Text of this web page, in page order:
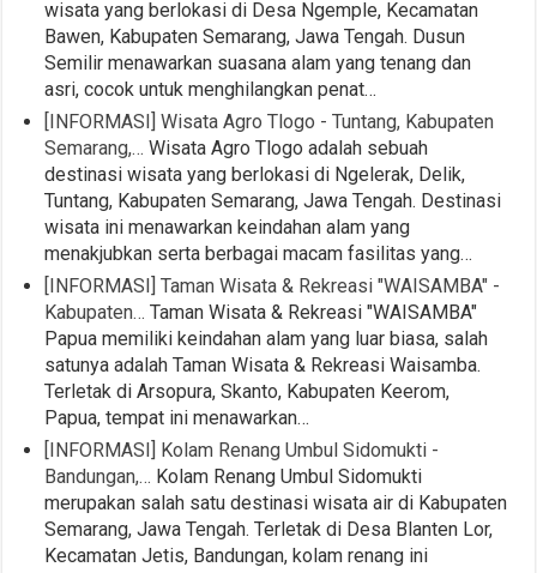
wisata yang berlokasi di Desa Ngemple, Kecamatan
Bawen, Kabupaten Semarang, Jawa Tengah. Dusun
Semilir menawarkan suasana alam yang tenang dan
asri, cocok untuk menghilangkan penat…
[INFORMASI] Wisata Agro Tlogo - Tuntang, Kabupaten
Semarang,… Wisata Agro Tlogo adalah sebuah
destinasi wisata yang berlokasi di Ngelerak, Delik,
Tuntang, Kabupaten Semarang, Jawa Tengah. Destinasi
wisata ini menawarkan keindahan alam yang
menakjubkan serta berbagai macam fasilitas yang…
[INFORMASI] Taman Wisata & Rekreasi "WAISAMBA" -
Kabupaten… Taman Wisata & Rekreasi "WAISAMBA"
Papua memiliki keindahan alam yang luar biasa, salah
satunya adalah Taman Wisata & Rekreasi Waisamba.
Terletak di Arsopura, Skanto, Kabupaten Keerom,
Papua, tempat ini menawarkan…
[INFORMASI] Kolam Renang Umbul Sidomukti -
Bandungan,… Kolam Renang Umbul Sidomukti
merupakan salah satu destinasi wisata air di Kabupaten
Semarang, Jawa Tengah. Terletak di Desa Blanten Lor,
Kecamatan Jetis, Bandungan, kolam renang ini